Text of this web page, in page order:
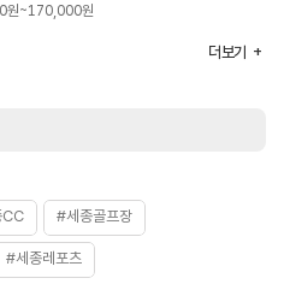
원~170,000원
더보기
CC #세종골프장
#세종레포츠